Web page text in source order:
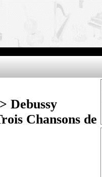
> Debussy
Chansons de